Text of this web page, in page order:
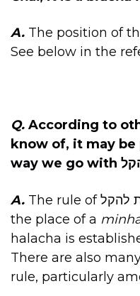
A. The position of
See below in the
Q. According to
know of, it may
A. The rule of ספק ברכות להקל doesn’t apply in
the place of a
halacha is
There are also
rule, particularly